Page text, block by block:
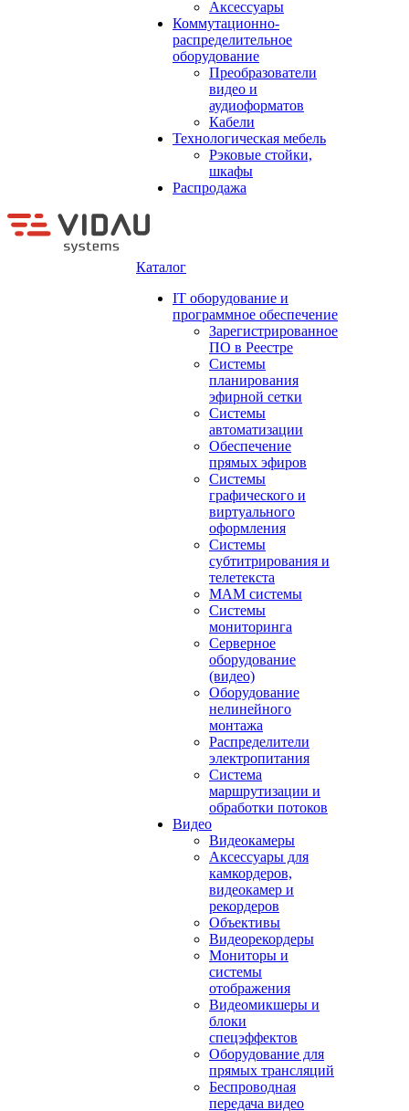
Аксессуары
Коммутационно-
распределительное
оборудование
Преобразователи
видео и
аудиоформатов
Кабели
Технологическая мебель
Рэковые стойки,
шкафы
Распродажа
Каталог
IT оборудование и
программное обеспечение
Зарегистрированное
ПО в Реестре
Системы
планирования
эфирной сетки
Системы
автоматизации
Обеспечение
прямых эфиров
Системы
графического и
виртуального
оформления
Системы
субтитрирования и
телетекста
MAM системы
Системы
мониторинга
Серверное
оборудование
(видео)
Оборудование
нелинейного
монтажа
Распределители
электропитания
Система
маршрутизации и
обработки потоков
Видео
Видеокамеры
Аксессуары для
камкордеров,
видеокамер и
рекордеров
Объективы
Видеорекордеры
Мониторы и
системы
отображения
Видеомикшеры и
блоки
спецэффектов
Оборудование для
прямых трансляций
Беспроводная
передача видео